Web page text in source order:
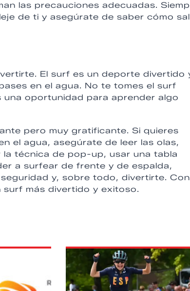
las precauciones adecuadas.
de ti y asegúrate de saber cómo
El surf es un deporte divertido
en el agua. No te tomes el surf
oportunidad para aprender algo
pero muy gratificante. Si quieres
el agua, asegúrate de leer las olas,
técnica de pop-up, usar una tabla
a surfear de frente y de espalda,
y, sobre todo, divertirte. Con
surf más divertido y exitoso.